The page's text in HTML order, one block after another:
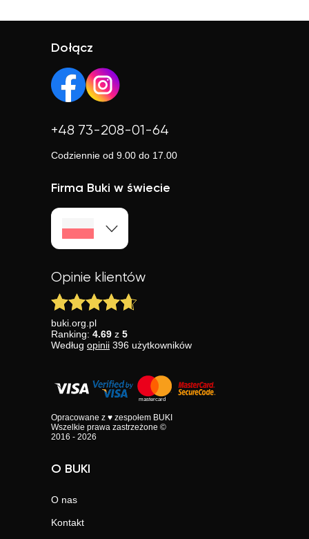
Online możesz uczyć się w elastyczny sposób,
niezależnie od lokalizacji.
Dołącz
+48 73-208-01-64
Codziennie od 9.00 do 17.00
Firma Buki w świecie
Opinie klientów
buki.org.pl
Ranking: 4.69 z 5
Według opinii 396 użytkowników
Opracowane z ♥ zespołem BUKI
Wszelkie prawa zastrzeżone ©
2016 - 2026
O BUKI
O nas
Kontakt